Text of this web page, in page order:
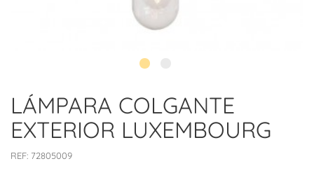
LÁMPARA COLGANTE
EXTERIOR LUXEMBOURG
REF: 72805009